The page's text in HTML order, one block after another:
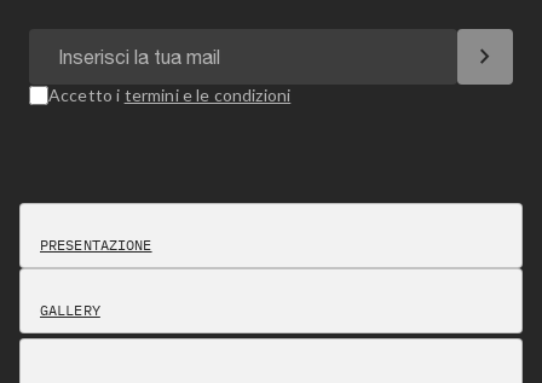
chevron_right
Accetto i termini e le condizioni
PRESENTAZIONE
GALLERY